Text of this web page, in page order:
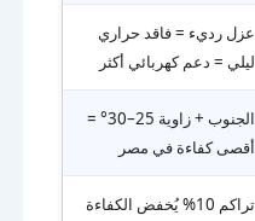
عزل رديء = فاقد حراري
ليلي = دعم كهربائي أكثر
الجنوب + زاوية 25–30° =
أقصى كفاءة في مصر
تراكم 10% يُخفض الكفاءة